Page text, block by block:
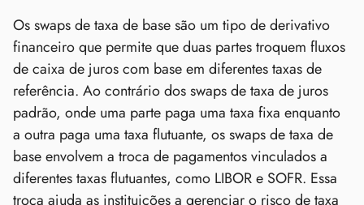
Os swaps de taxa de base são um tipo de derivativo
financeiro que permite que duas partes troquem fluxos
de caixa de juros com base em diferentes taxas de
referência. Ao contrário dos swaps de taxa de juros
padrão, onde uma parte paga uma taxa fixa enquanto
a outra paga uma taxa flutuante, os swaps de taxa de
base envolvem a troca de pagamentos vinculados a
diferentes taxas flutuantes, como LIBOR e SOFR. Essa
troca ajuda as instituições a gerenciar o risco de taxa